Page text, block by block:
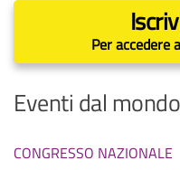
Per accedere
Eventi dal
CONGRESSO NAZIONALE